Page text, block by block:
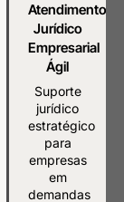
Atendimento
Jurídico
Empresarial
Ágil
Suporte
jurídico
estratégico
para
empresas
em
demandas